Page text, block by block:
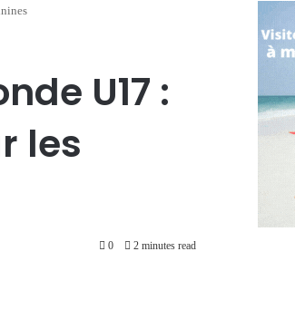
U17 :
les
0 2 minutes read